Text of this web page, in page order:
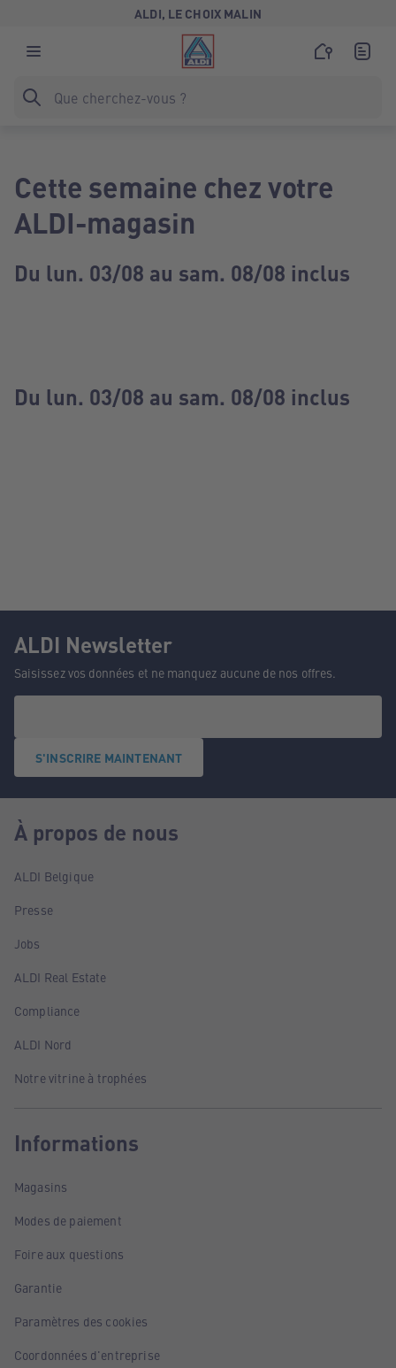
ALDI, LE CHOIX MALIN
Cette semaine chez votre
ALDI-magasin
Du lun. 03/08 au sam. 08/08 inclus
Du lun. 03/08 au sam. 08/08 inclus
ALDI Newsletter
Saisissez vos données et ne manquez aucune de nos offres.
S'INSCRIRE MAINTENANT
À propos de nous
ALDI Belgique
Presse
Jobs
ALDI Real Estate
Compliance
ALDI Nord
Notre vitrine à trophées
Informations
Magasins
Modes de paiement
Foire aux questions
Garantie
Paramètres des cookies
Coordonnées d'entreprise